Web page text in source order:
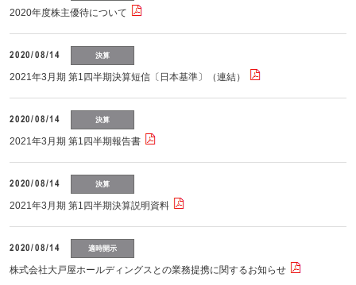
2020年度株主優待について
2020/08/14 決算
2021年3月期 第1四半期決算短信〔日本基準〕（連結）
2020/08/14 決算
2021年3月期 第1四半期報告書
2020/08/14 決算
2021年3月期 第1四半期決算説明資料
2020/08/14 適時開示
株式会社大戸屋ホールディングスとの業務提携に関するお知らせ